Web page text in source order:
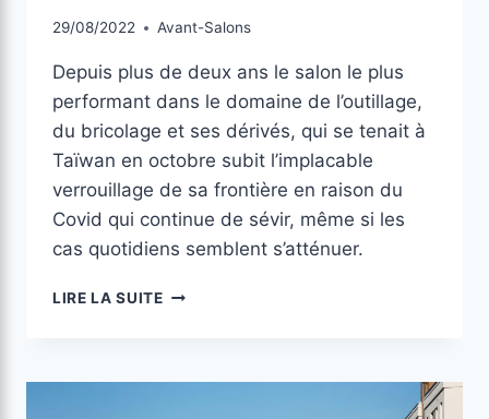
29/08/2022 Avant-Salons
Depuis plus de deux ans le salon le plus
performant dans le domaine de l’outillage,
du bricolage et ses dérivés, qui se tenait à
Taïwan en octobre subit l’implacable
verrouillage de sa frontière en raison du
Covid qui continue de sévir, même si les
cas quotidiens semblent s’atténuer.
LIRE LA SUITE